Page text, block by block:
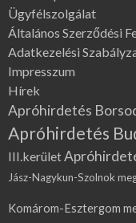
Ügyfélszolgálat
Általános Szerződési
Adatkezelési
Impresszum
Hírek
Apróhirdetés
Apróhirdetés
III.kerület
Jász-Nagykun-Szolnok
Komárom-Esztergom